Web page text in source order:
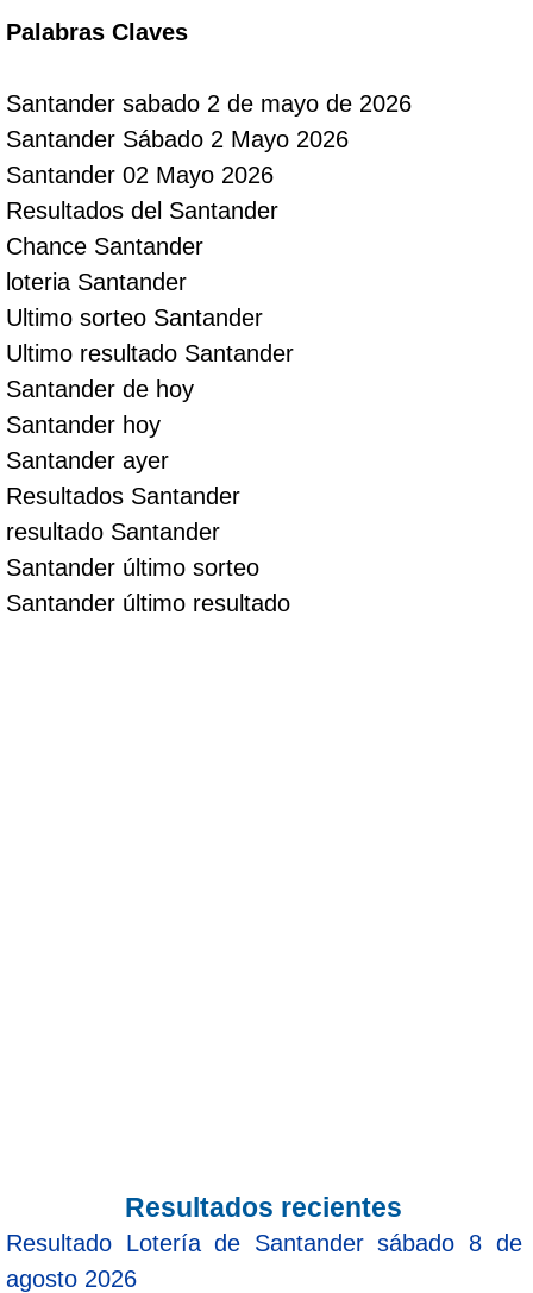
Palabras Claves
Santander sabado 2 de mayo de 2026
Santander Sábado 2 Mayo 2026
Santander 02 Mayo 2026
Resultados del Santander
Chance Santander
loteria Santander
Ultimo sorteo Santander
Ultimo resultado Santander
Santander de hoy
Santander hoy
Santander ayer
Resultados Santander
resultado Santander
Santander último sorteo
Santander último resultado
Resultados recientes
Resultado Lotería de Santander sábado 8 de
agosto 2026